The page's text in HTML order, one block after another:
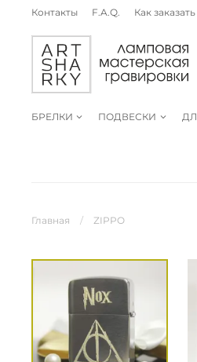
Контакты F.A.Q. Как заказать
БРЕЛКИ ПОДВЕСКИ
Главная ZIPPO